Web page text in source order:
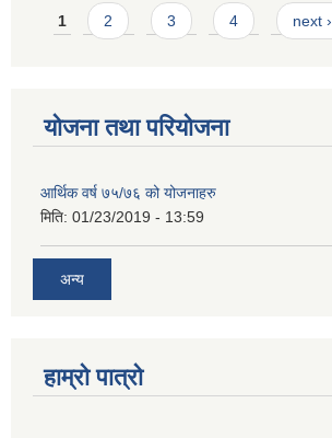
Pages
1 2 3 4 next ›
योजना तथा परियोजना
आर्थिक वर्ष ७५/७६ को योजनाहरु
मिति: 01/23/2019 - 13:59
अन्य
हाम्रो पात्रो